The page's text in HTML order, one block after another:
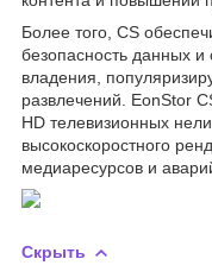
Более того, CS
безопасность данных и
владения,
развлечений. EonStor
HD телевизионных
высокоскоростного
медиаресурсов и
Скрыть